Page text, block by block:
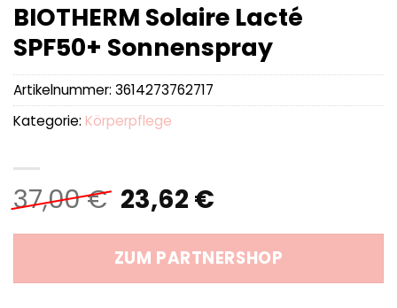
BIOTHERM Solaire Lacté
SPF50+ Sonnenspray
37,00€ Ursprünglicher
Preis
war:
37,00 €
23,62 €Aktueller
ist:
23,62 €.
ZUM PARTNERSHOP
Artikelnummer: 3614273762717
Kategorie: Körperpflege